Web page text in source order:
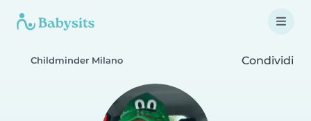
Childminder Milano Condividi